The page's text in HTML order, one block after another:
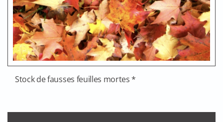
Stock de fausses feuilles mortes *